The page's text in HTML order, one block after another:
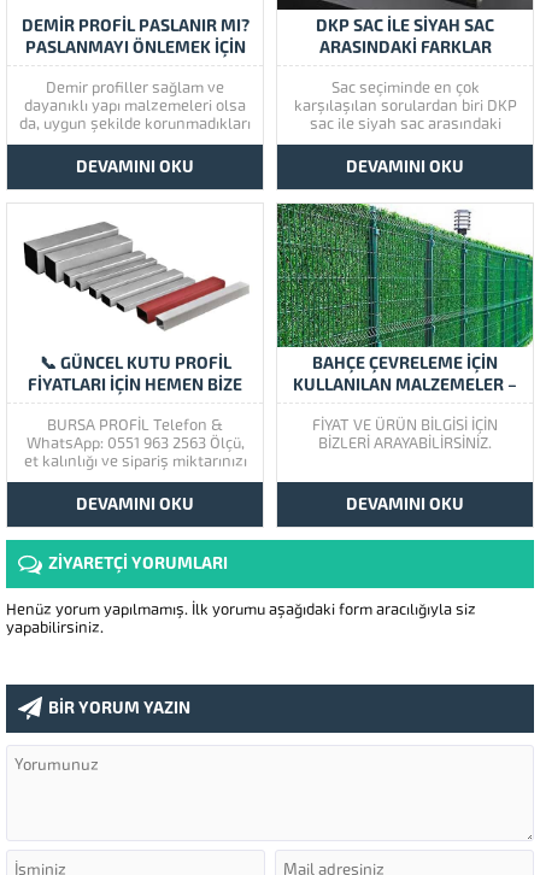
DEMIR PROFIL PASLANIR MI?
PASLANMAYI ÖNLEMEK İÇIN
NELER YAPILMALIDIR?
Demir profiller sağlam ve
dayanıklı yapı malzemeleri olsa
da, uygun şekilde korunmadıkları
takdirde zamanla paslanabilirler.
Özellikle nemli ortamlar,
yağmur, kar ve kimyasal etkilere
maruz kalan profillerde
Doğru koruma yöntemleri
sayesinde profil ömrü önemli
ölçüde uzatılabilir. Bursa...
DEVAMINI OKU
DKP SAC ILE SIYAH SAC
ARASINDAKI FARKLAR
NELERDIR?
Sac seçiminde en çok
karşılaşılan sorulardan biri DKP
sac ile siyah sac arasındaki
farktır. Her iki ürün de çelikten
üretilmesine rağmen, üretim
şekilleri ve kullanım alanları
bakımından önemli farklılıklara
sahiptir. Doğru ürünü seçmek,
hem maliyet hem de kullanım
ömrü açısından...
DEVAMINI OKU
📞 GÜNCEL KUTU PROFİL
FİYATLARI İÇİN HEMEN BİZE
ULAŞIN
BURSA PROFİL Telefon &
WhatsApp: 0551 963 2563 Ölçü,
et kalınlığı ve sipariş miktarınızı
bize iletin. Uzman ekibimiz size
en kısa sürede güncel fiyat, stok
durumu ve teslimat bilgisi
sunacaktır. Kutu Profil Fiyatları,
Ölçüleri, Ağırlıkları ve Kullanım
Alanları Kutu profiller,...
DEVAMINI OKU
BAHÇE ÇEVRELEME İÇİN
KULLANILAN MALZEMELER –
BURSA PROFİL®
FİYAT VE ÜRÜN BİLGİSİ İÇİN
BİZLERİ ARAYABİLİRSİNİZ.
DEVAMINI OKU
ZİYARETÇİ YORUMLARI
Henüz yorum yapılmamış. İlk yorumu aşağıdaki form aracılığıyla siz
yapabilirsiniz.
BİR YORUM YAZIN